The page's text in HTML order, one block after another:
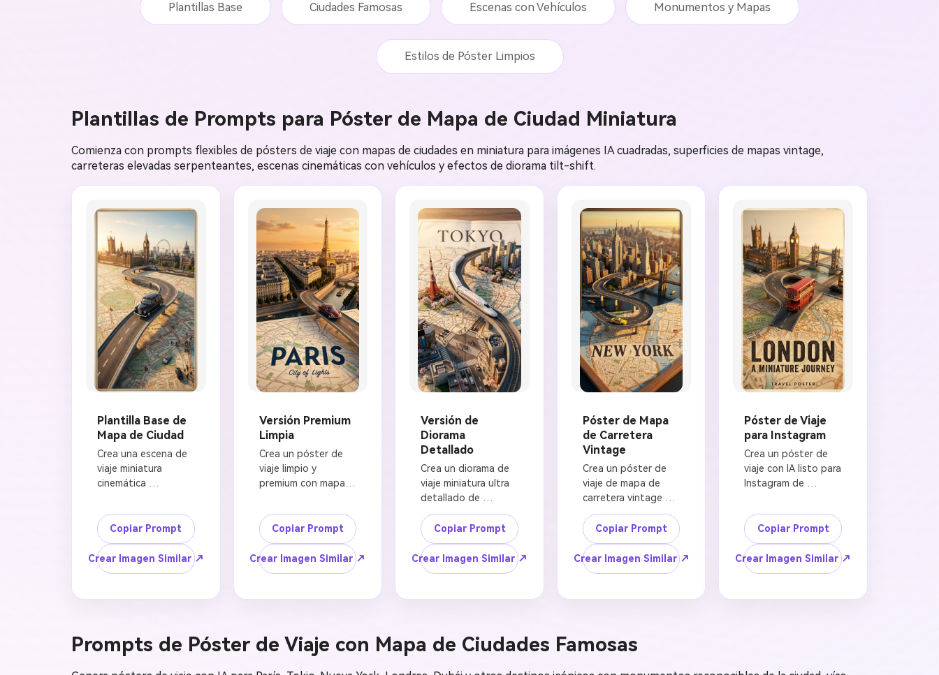
Plantillas Base Ciudades Famosas Escenas con Vehículos Monumentos y Mapas
Estilos de Póster Limpios
Plantillas de Prompts para Póster de Mapa de Ciudad Miniatura
Comienza con prompts flexibles de pósters de viaje con mapas de ciudades en miniatura para imágenes IA cuadradas, superficies de mapas vintage,
carreteras elevadas serpenteantes, escenas cinemáticas con vehículos y efectos de diorama tilt-shift.
Plantilla Base de
Mapa de Ciudad
Crea una escena de
viaje miniatura
cinemática
con efecto tilt-shift
de [NOMBRE DE
CIUDAD], con un
[NOMBRE DE
VEHÍCULO] realista
una carretera
eleva naturalmente
desde un mapa de
Copiar Prompt
Crear Imagen Similar ↗
Versión Premium
Limpia
Crea un póster de
viaje limpio y
premium con mapa
de [NOMBRE DE
CIUDAD], mapa
vintage impreso en
primer plano, una
carretera elegante y
emergiendo del
colocado en foco
nítido, horizonte y
Copiar Prompt
Crear Imagen Similar ↗
Versión de
Diorama
Detallado
Crea un diorama de
viaje miniatura ultra
detallado de
[NOMBRE DE
CIUDAD] construido
sobre un mapa de
ciudad vintage, con
una carretera
serpenteante,
árboles diminutos,
Copiar Prompt
Crear Imagen Similar ↗
Póster de Mapa
de Carretera
Vintage
Crea un póster de
viaje de mapa de
carretera vintage
para [NOMBRE DE
CIUDAD], superficie
de mapa de papel
impreso con textura
cálida envejecida,
elevada dramática
VEHÍCULO]
Copiar Prompt
Crear Imagen Similar ↗
Póster de Viaje
para Instagram
Crea un póster de
viaje con IA listo para
Instagram de
CIUDAD], ciudad
miniatura con efecto
tilt-shift elevándose
desde un mapa
impreso, [NOMBRE
realista en primer
Copiar Prompt
Crear Imagen Similar ↗
Prompts de Póster de Viaje con Mapa de Ciudades Famosas